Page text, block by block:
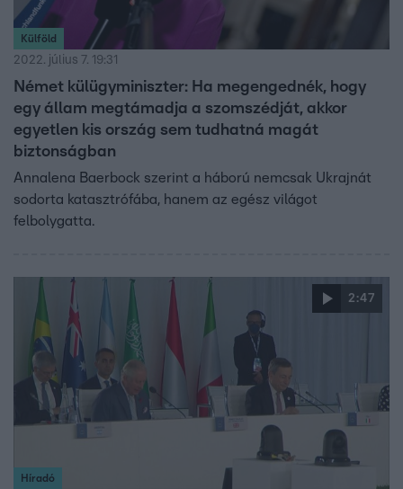
Külföld
2022. július 7. 19:31
Német külügyminiszter: Ha megengednék, hogy
egy állam megtámadja a szomszédját, akkor
egyetlen kis ország sem tudhatná magát
biztonságban
Annalena Baerbock szerint a háború nemcsak Ukrajnát
sodorta katasztrófába, hanem az egész világot
felbolygatta.
2:47
Híradó